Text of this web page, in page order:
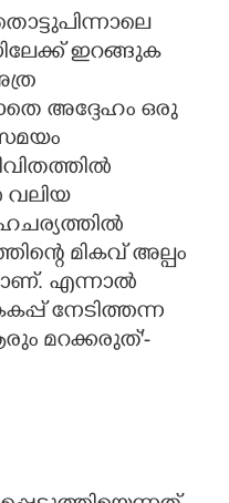
ഇറങ്ങുക
അദ്ദേഹം ഒരു
വലിയ
മികവ് അല്പം
എന്നാൽ
നേടിത്തന്ന
മറക്കരുത്"-